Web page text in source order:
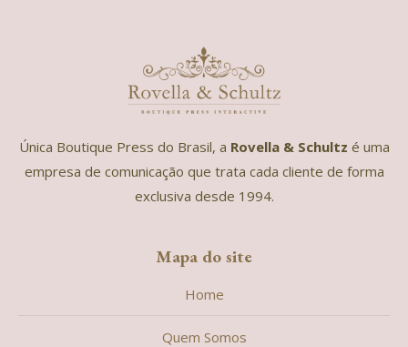
Única Boutique Press do Brasil, a Rovella & Schultz é uma
empresa de comunicação que trata cada cliente de forma
exclusiva desde 1994.
Mapa do site
Home
Quem Somos